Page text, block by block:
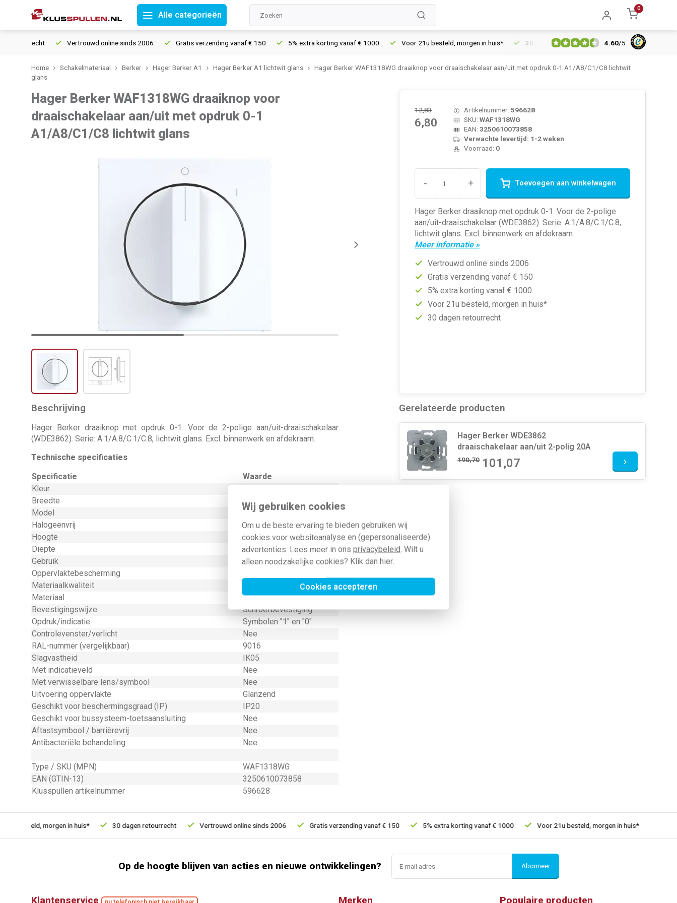
Wij gebruiken cookies
Om u de beste ervaring te bieden gebruiken wij
cookies voor websiteanalyse en (gepersonaliseerde)
advertenties. Lees meer in ons privacybeleid. Wilt u
alleen noodzakelijke cookies? Klik dan hier.
Cookies accepteren
Alle categorieën
0
Vertrouwd online sinds 2006 Gratis verzending vanaf € 150 5% extra korting vanaf € 1000 Voor 21u besteld, morgen in huis* 30 dagen retourrecht Vertrouwd online sinds
4.60/5
Home Schakelmateriaal Berker Hager Berker A1 Hager Berker A1 lichtwit glans
Hager Berker WAF1318WG draaiknop voor draaischakelaar aan/uit met opdruk 0-1 A1/A8/C1/C8 lichtwit
glans
Hager Berker WAF1318WG draaiknop voor
draaischakelaar aan/uit met opdruk 0-1
A1/A8/C1/C8 lichtwit glans
12,83
6,80
Artikelnummer: 596628
SKU: WAF1318WG
EAN: 3250610073858
Verwachte levertijd: 1-2 weken
Voorraad: 0
- + Toevoegen aan winkelwagen
Hager Berker draaiknop met opdruk 0-1. Voor de 2-polige
aan/uit-draaischakelaar (WDE3862). Serie: A.1/A.8/C.1/C.8,
lichtwit glans. Excl. binnenwerk en afdekraam.
Meer informatie »
Vertrouwd online sinds 2006
Gratis verzending vanaf € 150
5% extra korting vanaf € 1000
Voor 21u besteld, morgen in huis*
30 dagen retourrecht
Beschrijving
Hager Berker draaiknop met opdruk 0-1. Voor de 2-polige aan/uit-draaischakelaar
(WDE3862). Serie: A.1/A.8/C.1/C.8, lichtwit glans. Excl. binnenwerk en afdekraam.
Technische specificaties
Specificatie
Waarde
Kleur
Wit
Breedte
56 Millimeter (mm)
Model
Draaiknop
Halogeenvrij
Ja
Hoogte
56 Millimeter (mm)
Diepte
21 Millimeter (mm)
Gebruik
Schakelaar/drukker
Oppervlaktebescherming
Materiaalkwaliteit
Materiaal
Kunststof
Bevestigingswijze
Schroefbevestiging
Opdruk/indicatie
Symbolen "1" en "0"
Controlevenster/verlicht
Nee
RAL-nummer (vergelijkbaar)
9016
Slagvastheid
IK05
Met indicatieveld
Nee
Met verwisselbare lens/symbool
Nee
Uitvoering oppervlakte
Glanzend
Geschikt voor beschermingsgraad (IP)
IP20
Geschikt voor bussysteem-toetsaansluiting
Nee
Aftastsymbool / barrièrevrij
Nee
Antibacteriële behandeling
Nee
Type / SKU (MPN)
WAF1318WG
EAN (GTIN-13)
3250610073858
Klusspullen artikelnummer
596628
Gerelateerde producten
Hager Berker WDE3862
draaischakelaar aan/uit 2-polig 20A
190,70 101,07
besteld, morgen in huis* 30 dagen retourrecht Vertrouwd online sinds 2006 Gratis verzending vanaf € 150 5% extra korting vanaf € 1000 Voor 21u besteld, morgen in huis*
Op de hoogte blijven van acties en nieuwe ontwikkelingen? Abonneer
Klantenservice nu telefonisch niet bereikbaar Merken Populaire producten